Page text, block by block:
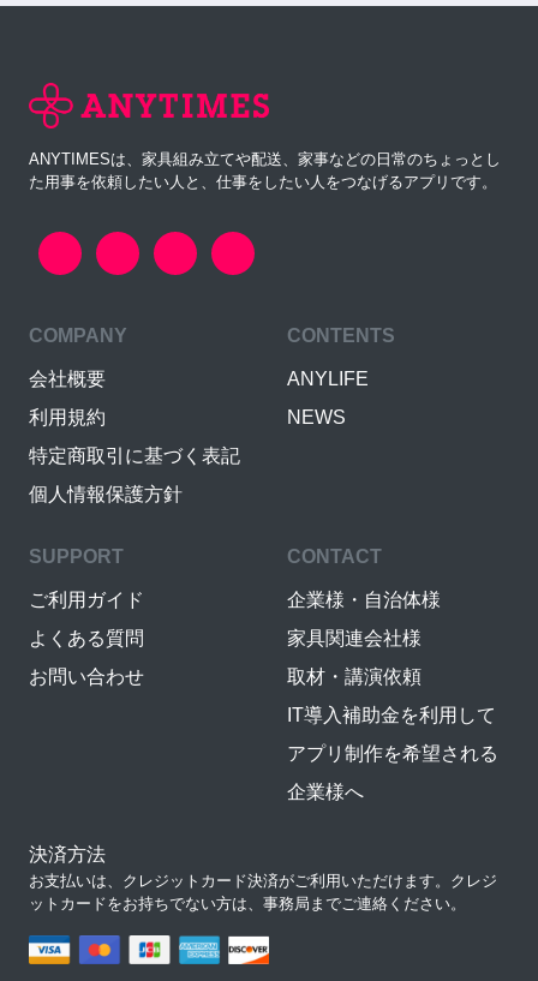
ANYTIMESは、家具組み立てや配送、家事などの日常のちょっとし
た用事を依頼したい人と、仕事をしたい人をつなげるアプリです。
COMPANY
会社概要
利用規約
特定商取引に基づく表記
個人情報保護方針
CONTENTS
ANYLIFE
NEWS
SUPPORT
ご利用ガイド
よくある質問
お問い合わせ
CONTACT
企業様・自治体様
家具関連会社様
取材・講演依頼
IT導入補助金を利用して
アプリ制作を希望される
企業様へ
決済方法
お支払いは、クレジットカード決済がご利用いただけます。クレジ
ットカードをお持ちでない方は、事務局までご連絡ください。